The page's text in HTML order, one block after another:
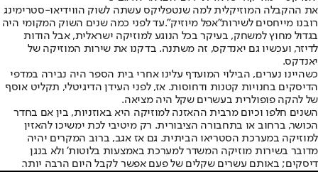
את ההקבלה המוזיקלית למה שנטפליקס עשתה לשוק הווידיאו-סטרימינג
רובנו מייחסים לשירות"אפל מיוזיק".עד לפני כמה שנים השוק המקומי היה
בגדול מחוץ למשחק, בעיקר בכל הנוגע למוזיקה ישראלית, אבל הודות
לדיזר, ועכשיו גם יאנדקס, זה משתנה. בדקנו את שירות המוזיקה של
יאנדקס.
כשהיינו נערים, הבילוי המועדף עלינו אחרי בית הספר היה נבירה במדפי
הדיסקים בחנויות קטנות ודחוסות. אז, לפני העידן הדיגיטלי, תקליט אוסף
של להקה פופולרית בעשרים שקל היה מציאה.
השנים חלפו וכיום מרבית ההאזנה למוזיקה היא באוזניות, בין אם בחדר
הכושר, ברחוב או בתחבורה הציבורית. רק מיטיבי לכת ימשיכו להאזין
למוזיקה במערכת הסטריאו הביתית. גם אז אגב, ברוב המקרים יהיה
מדובר בשירות מוזיקה המשדר למערכת באמצעות בלוטות' ולא בנגן
דיסקים; באותם עשרים שקלים של פעם אפשר לקבל היום הרבה יותר.